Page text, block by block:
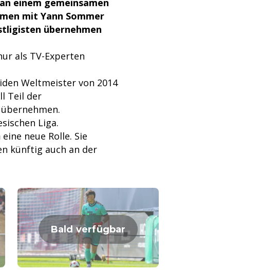
einem gemeinsamen
mit Yann Sommer
übernehmen
als TV-Experten
Weltmeister von 2014
Teil der
Liga.
neue Rolle. Sie
künftig auch an der
Bald verfügbar